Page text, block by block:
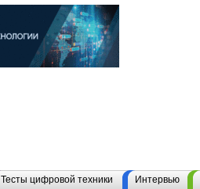
Тесты цифровой техники Интервью